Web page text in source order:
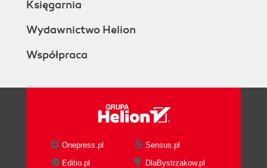
Księgarnia
Wydawnictwo Helion
Współpraca
Onepress.pl
Sensus.pl
Editio.pl
DlaBystrzakow.pl